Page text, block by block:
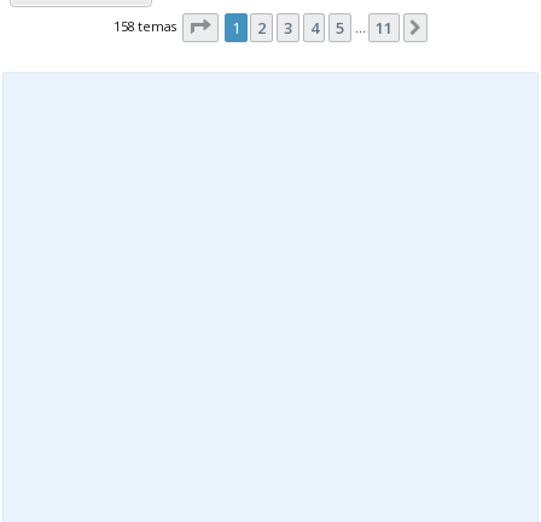
158 temas Página de 11
1 2 3 4 5 … 11